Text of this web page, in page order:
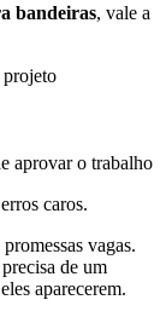
bandeiras, vale a
projeto
aprovar o trabalho
caros.
vagas.
de um
aparecerem.